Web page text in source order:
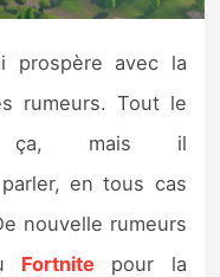
prospère avec la
rumeurs. Tout le
ça, mais il
en tous cas
nouvelle rumeurs
Fortnite pour la